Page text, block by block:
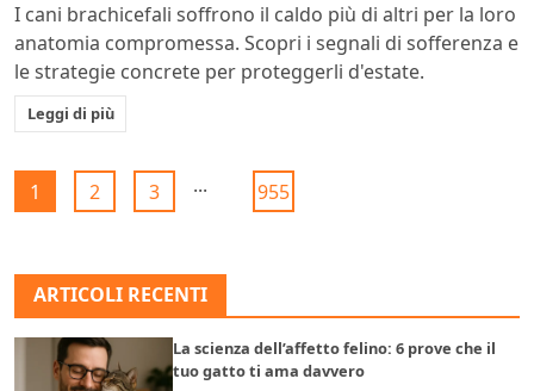
I cani brachicefali soffrono il caldo più di altri per la loro
anatomia compromessa. Scopri i segnali di sofferenza e
le strategie concrete per proteggerli d'estate.
Leggi di più
1 2 3 ... 955
ARTICOLI RECENTI
La scienza dell’affetto felino: 6 prove che il
tuo gatto ti ama davvero